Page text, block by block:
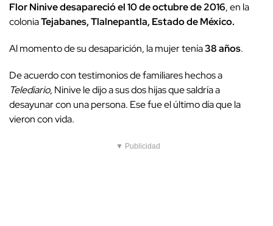
Flor Ninive desapareció el 10 de octubre de 2016, en la
coloniaTejabanes, Tlalnepantla, Estado de México.
Al momento de su desaparición, la mujer tenía38 años.
De acuerdo con testimonios de familiares hechos a
Telediario, Ninive le dijo a sus dos hijas que saldría a
desayunar con una persona. Ese fue el último día que la
vieron con vida.
▼ Publicidad